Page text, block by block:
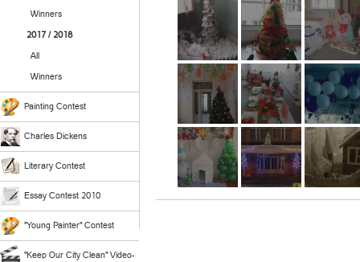
Winners
2017 / 2018
All
Winners
Painting Contest
Charles Dickens
Literary Contest
Essay Contest 2010
"Young Painter" Contest
"Keep Our City Clean" Video-